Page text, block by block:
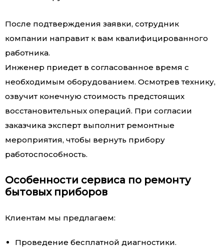
После подтверждения заявки, сотрудник
компании направит к вам квалифицированного
работника.
Инженер приедет в согласованное время с
необходимым оборудованием. Осмотрев технику,
озвучит конечную стоимость предстоящих
восстановительных операций. При согласии
заказчика эксперт выполнит ремонтные
мероприятия, чтобы вернуть прибору
работоспособность.
Особенности сервиса по ремонту
бытовых приборов
Клиентам мы предлагаем:
Проведение бесплатной диагностики.